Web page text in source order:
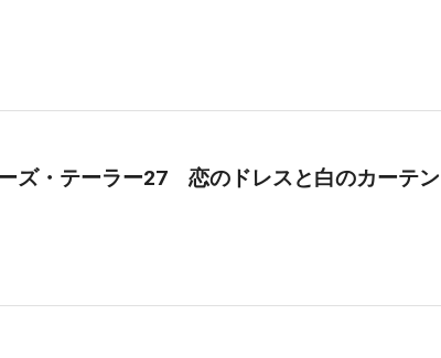
ズ・テーラー27 恋のドレスと白のカーテン